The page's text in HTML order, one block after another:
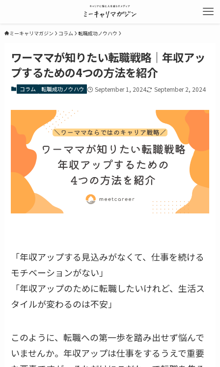
ミーキャリマガジン コラム 転職成功ノウハウ
ワーママが知りたい転職戦略｜年収アッ
プするための4つの方法を紹介
コラム 転職成功ノウハウ September 1, 2024 September 2, 2024
「年収アップする見込みがなくて、仕事を続ける
モチベーションがない」
「年収アップのために転職したいけれど、生活ス
タイルが変わるのは不安」
このように、転職への第一歩を踏み出せず悩んで
いませんか。年収アップは仕事をするうえで重要